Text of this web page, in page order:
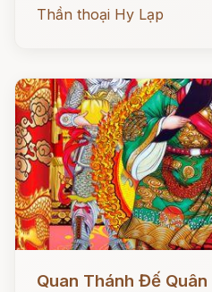
Thần thoại Hy Lạp
Quan Thánh Đế Quân